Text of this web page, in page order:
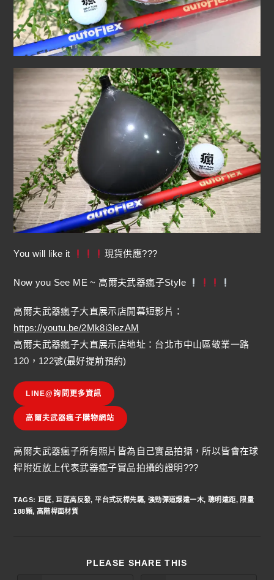
You will like it 現貨供應???
Now you See ME ~ 高爾夫武器瘋子Style
高爾夫武器瘋子大直展示店開幕短影片：
https://youtu.be/2Mk8i3lezAM
高爾夫武器瘋子大直展示店地址：台北市中山區敬業一路
120，122號(最好提前預約)
LINE@詢問更多資訊
高爾夫武器瘋子購物網站
高爾夫武器瘋子所有照片皆為自己實品拍攝，所以皆會在球
桿附近放上代表武器瘋子實品拍攝的證明???
TAGS: 巨匠, 巨匠高反發, 平台式玩桿先驅, 強勁彈道爆遠一木, 聰明遠距, 限量
188顆, 高階桿面材質
PLEASE SHARE THIS